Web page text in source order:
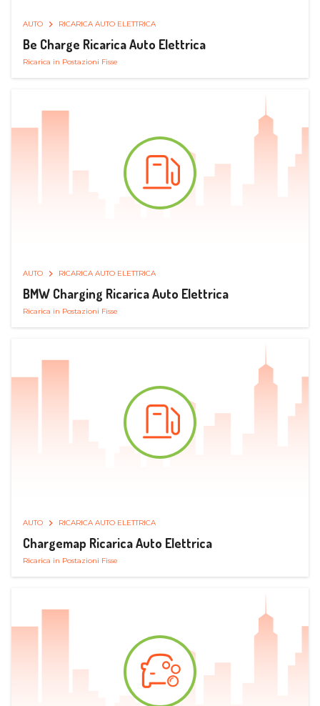
AUTO RICARICA AUTO ELETTRICA
Be Charge Ricarica Auto Elettrica
Ricarica in Postazioni Fisse
AUTO RICARICA AUTO ELETTRICA
BMW Charging Ricarica Auto Elettrica
Ricarica in Postazioni Fisse
AUTO RICARICA AUTO ELETTRICA
Chargemap Ricarica Auto Elettrica
Ricarica in Postazioni Fisse